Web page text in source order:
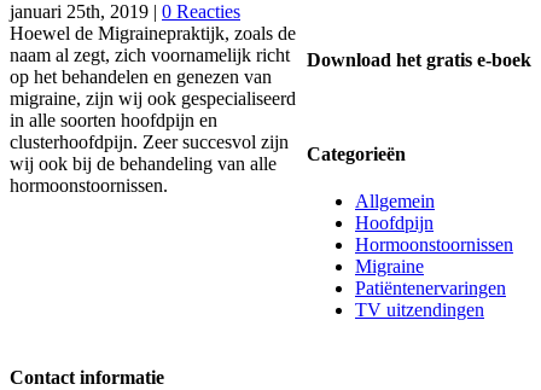
januari 25th, 2019 | 0 Reacties
Download het gratis e-boek
Categorieën
Allgemein
Hoofdpijn
Hormoonstoornissen
Migraine
Patiëntenervaringen
TV uitzendingen
Hoewel de Migrainepraktijk, zoals de
naam al zegt, zich voornamelijk richt
op het behandelen en genezen van
migraine, zijn wij ook gespecialiseerd
in alle soorten hoofdpijn en
clusterhoofdpijn. Zeer succesvol zijn
wij ook bij de behandeling van alle
hormoonstoornissen.
Contact informatie